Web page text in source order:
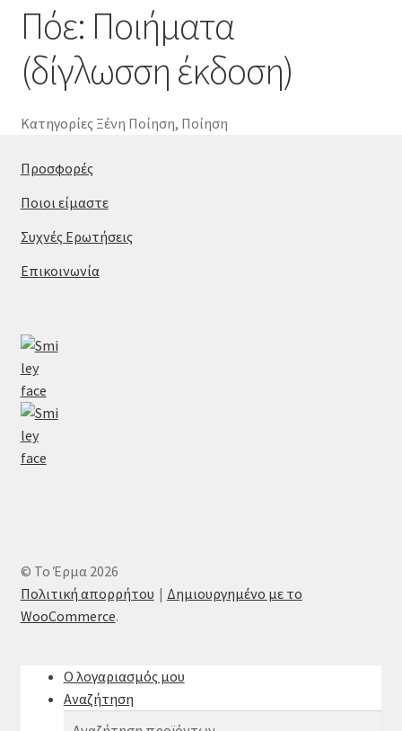
Πόε: Ποιήματα
(δίγλωσση έκδοση)
Κατηγορίες Ξένη Ποίηση, Ποίηση
Προσφορές
Ποιοι είμαστε
Συχνές Ερωτήσεις
Επικοινωνία
© Το Έρμα 2026
Πολιτική απορρήτου
Δημιουργημένο με το
WooCommerce.
Ο λογαριασμός μου
Αναζήτηση
Αναζήτηση
Αναζήτηση